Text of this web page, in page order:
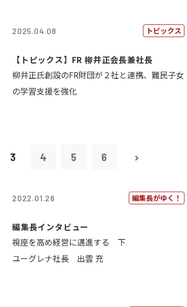
2025.04.08 トピックス
【トピックス】FR 柳井正会長兼社長
柳井正氏創設のFR財団が２社と連携、難民子女
の学習支援を強化
3 4 5 6
2022.01.28 編集長がゆく！
編集長インタビュー
視座を高め経営に邁進する 下
ユーグレナ社長 出雲 充